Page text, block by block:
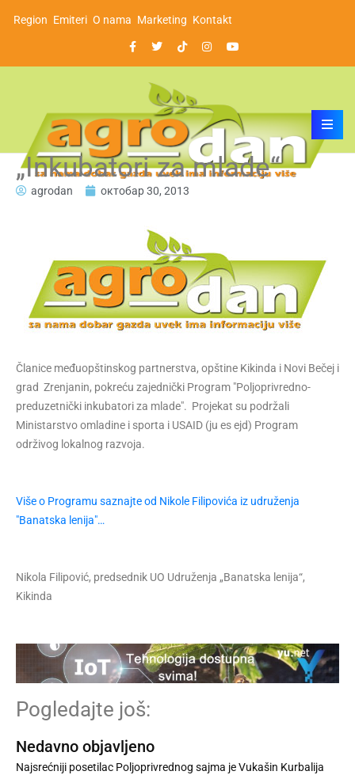
Region Emiteri O nama Marketing Kontakt
„Inkubatori za mlade“
agrodan октобар 30, 2013
Članice međuopštinskog partnerstva, opštine Kikinda i Novi Bečej i
grad Zrenjanin, pokreću zajednički Program "Poljoprivredno-
preduzetnički inkubatori za mlade". Projekat su podržali
Ministarstvo omladine i sporta i USAID (ju es ejd) Program
održivog lokalnog razvoja.
Više o Programu saznajte od Nikole Filipovića iz udruženja
"Banatska lenija"…
Nikola Filipović, predsednik UO Udruženja „Banatska lenija“,
Kikinda
Pogledajte još:
Nedavno objavljeno
Najsrećniji posetilac Poljoprivrednog sajma je Vukašin Kurbalija